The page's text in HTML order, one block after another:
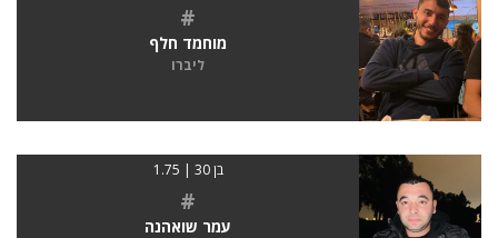
#
מוחמד חלף
ליברו
בן 30 | 1.75
#
עמר שואהנה